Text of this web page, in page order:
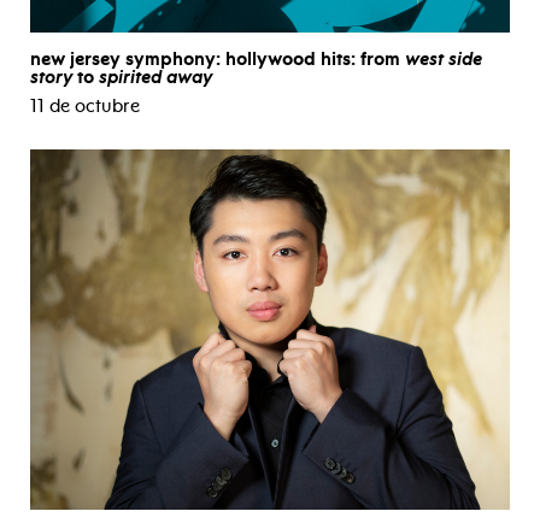
new jersey symphony: hollywood hits: from west side
storyto spirited away
11 de octubre